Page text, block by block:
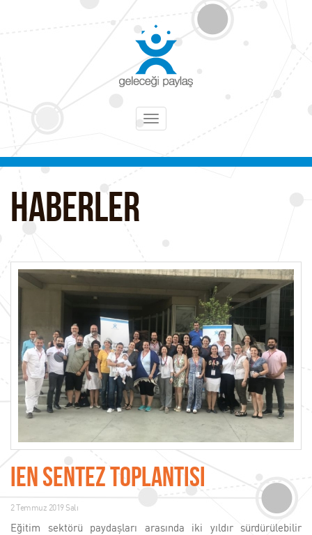
Toggle
HABERLER
IEN Sentez Toplantısı
2 Temmuz 2019 Salı
Eğitim sektörü paydaşları arasında iki yıldır sürdürülebilir